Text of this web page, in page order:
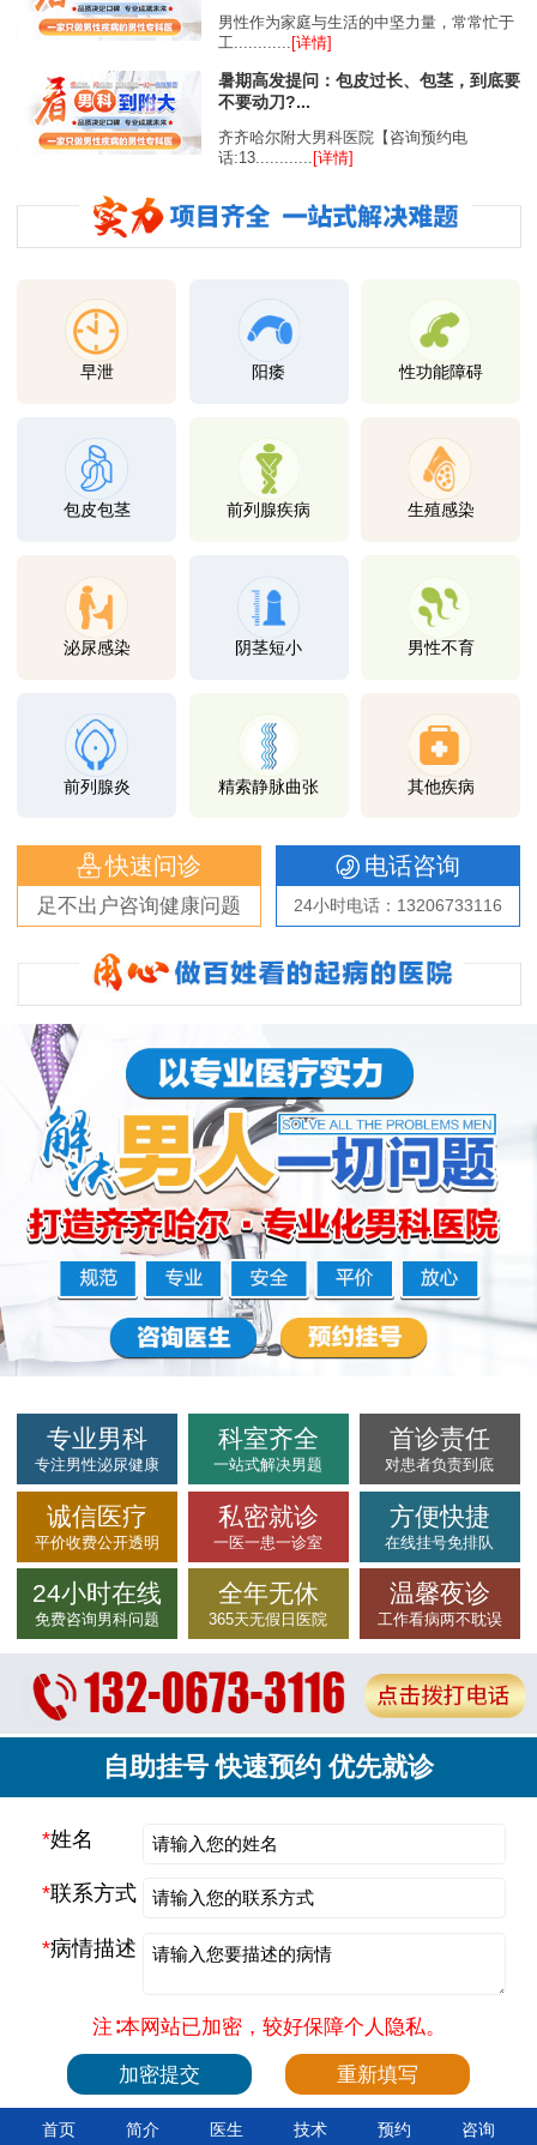
男性作为家庭与生活的中坚力量，常常忙于
工............ [详情]
暑期高发提问：包皮过长、包茎，到底要
不要动刀?...
齐齐哈尔附大男科医院【咨询预约电
话:13............
[详情]
早泄 阳痿 性功能障碍
包皮包茎 前列腺疾病 生殖感染
泌尿感染 阴茎短小 男性不育
前列腺炎 精索静脉曲张 其他疾病
快速问诊
足不出户咨询健康问题
电话咨询
24小时电话：13206733116
专业男科
专注男性泌尿健康
科室齐全
一站式解决男题
首诊责任
对患者负责到底
诚信医疗
平价收费公开透明
私密就诊
一医一患一诊室
方便快捷
在线挂号免排队
24小时在线
免费咨询男科问题
全年无休
365天无假日医院
温馨夜诊
工作看病两不耽误
自助挂号 快速预约 优先就诊
*姓名
*联系方式
*病情描述
注∶本网站已加密，较好保障个人隐私。
首页 简介 医生 技术 预约 咨询